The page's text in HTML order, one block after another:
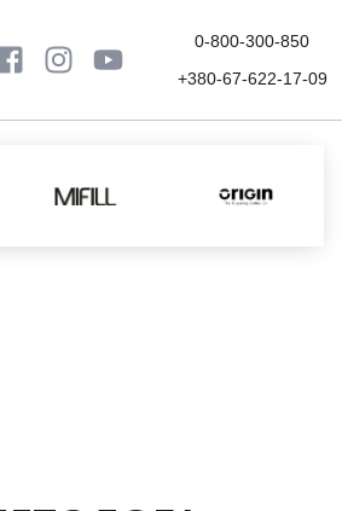
0-800-300-850
+380-67-622-17-09